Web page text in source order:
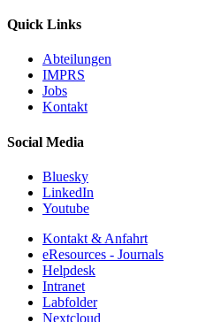
Quick Links
Abteilungen
IMPRS
Jobs
Kontakt
Social Media
Bluesky
LinkedIn
Youtube
Kontakt & Anfahrt
eResources - Journals
Helpdesk
Intranet
Labfolder
Nextcloud